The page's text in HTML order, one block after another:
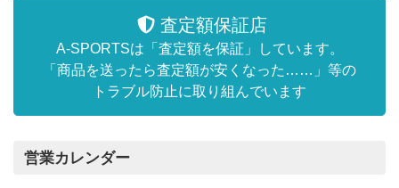
査定額保証店
A-SPORTSは「査定額を保証」しています。
「商品を送ったら査定額が安くなった……」等の
トラブル防止に取り組んでいます
営業カレンダー